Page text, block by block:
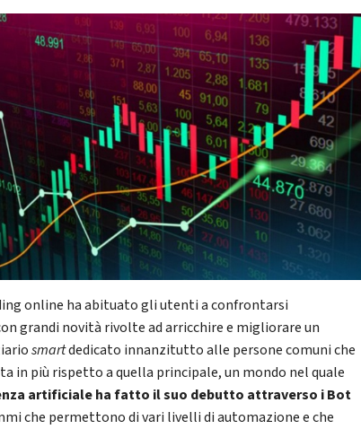
online ha abituato gli utenti a confrontarsi
grandi novità rivolte ad arricchire e migliorare un
smartdedicato innanzitutto alle persone comuni che
in più rispetto a quella principale, un mondo nel quale
artificiale ha fatto il suo debutto attraverso i Bot
che permettono di vari livelli di automazione e che